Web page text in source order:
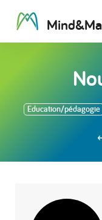
Mind&Ma
Education/pédagogie